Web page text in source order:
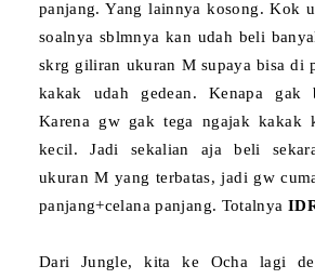
panjang. Yang lainnya kosong. Kok
soalnya sblmnya kan udah beli
skrg giliran ukuran M supaya bisa di
kakak udah gedean. Kenapa gak
Karena gw gak tega ngajak kakak
kecil. Jadi sekalian aja beli
ukuran M yang terbatas, jadi gw
panjang+celana panjang. Totalnya
Dari Jungle, kita ke Ocha lagi